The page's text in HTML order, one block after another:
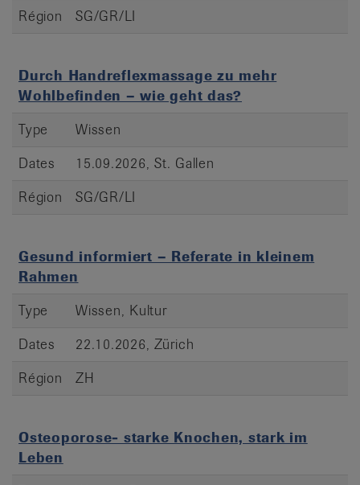
Région
SG/GR/LI
Durch Handreflexmassage zu mehr
Wohlbefinden – wie geht das?
Type
Wissen
Dates
15.09.2026, St. Gallen
Région
SG/GR/LI
Gesund informiert – Referate in kleinem
Rahmen
Type
Wissen, Kultur
Dates
22.10.2026, Zürich
Région
ZH
Osteoporose- starke Knochen, stark im
Leben